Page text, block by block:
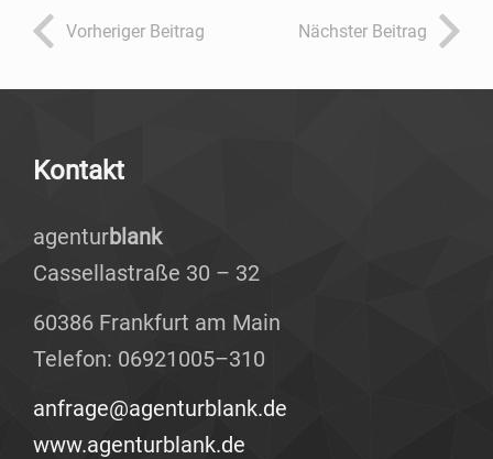
Vor­he­ri­ger Beitrag Nächs­ter Beitrag
Kon­takt
agen­turblank
Cas­sel­la­stra­ße 30 – 32
60386 Frank­furt am Main
Tele­fon: 06921005–310
anfrage@agenturblank.de
www.agenturblank.de